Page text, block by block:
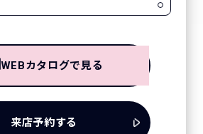
WEBカタログで見る
来店予約する